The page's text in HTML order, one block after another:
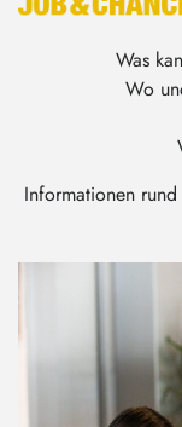
Was
Wo
Informationen